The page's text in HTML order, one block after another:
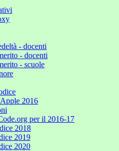
- docenti
- docenti
- scuole
2016
per il 2016-17
2018
2019
2020